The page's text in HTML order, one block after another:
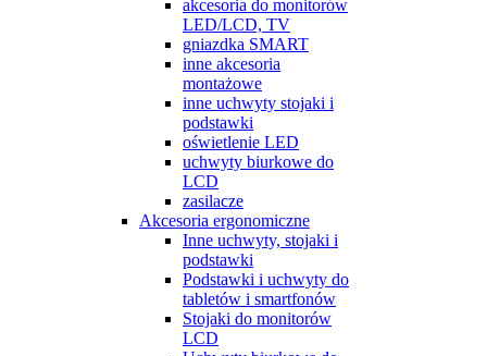
akcesoria do monitorów
LED/LCD, TV
gniazdka SMART
inne akcesoria
montażowe
inne uchwyty stojaki i
podstawki
oświetlenie LED
uchwyty biurkowe do
LCD
zasilacze
Akcesoria ergonomiczne
Inne uchwyty, stojaki i
podstawki
Podstawki i uchwyty do
tabletów i smartfonów
Stojaki do monitorów
LCD